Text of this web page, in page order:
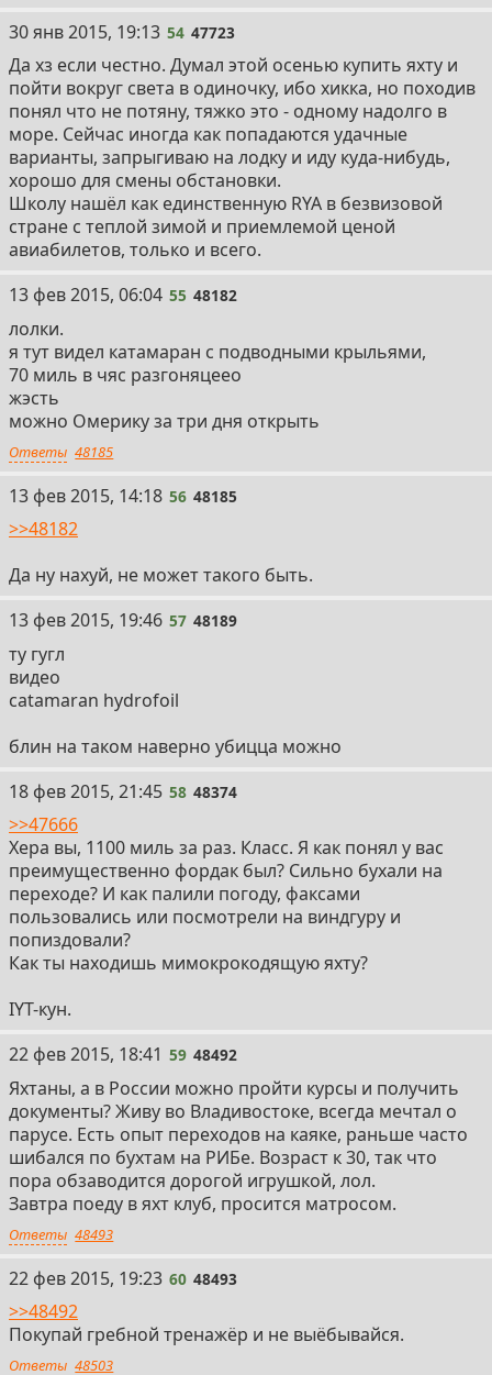
54
30 янв 2015, 19:13 54 47723
Да хз если честно. Думал этой осенью купить яхту и
пойти вокруг света в одиночку, ибо хикка, но походив
понял что не потяну, тяжко это - одному надолго в
море. Сейчас иногда как попадаются удачные
варианты, запрыгиваю на лодку и иду куда-нибудь,
хорошо для смены обстановки.
Школу нашёл как единственную RYA в безвизовой
стране с теплой зимой и приемлемой ценой
авиабилетов, только и всего.
55
13 фев 2015, 06:04 55 48182
лолки.
я тут видел катамаран с подводными крыльями,
70 миль в чяс разгоняцеео
жэсть
можно Омерику за три дня открыть
Ответы 48185
56
13 фев 2015, 14:18 56 48185
>>48182
Да ну нахуй, не может такого быть.
57
13 фев 2015, 19:46 57 48189
ту гугл
видео
catamaran hydrofoil
блин на таком наверно убицца можно
58
18 фев 2015, 21:45 58 48374
>>47666
Хера вы, 1100 миль за раз. Класс. Я как понял у вас
преимущественно фордак был? Сильно бухали на
переходе? И как палили погоду, факсами
пользовались или посмотрели на виндгуру и
попиздовали?
Как ты находишь мимокрокодящую яхту?
IYT-кун.
59
22 фев 2015, 18:41 59 48492
Яхтаны, а в России можно пройти курсы и получить
документы? Живу во Владивостоке, всегда мечтал о
парусе. Есть опыт переходов на каяке, раньше часто
шибался по бухтам на РИБе. Возраст к 30, так что
пора обзаводится дорогой игрушкой, лол.
Завтра поеду в яхт клуб, просится матросом.
Ответы 48493
60
22 фев 2015, 19:23 60 48493
>>48492
Покупай гребной тренажёр и не выёбывайся.
Ответы 48503